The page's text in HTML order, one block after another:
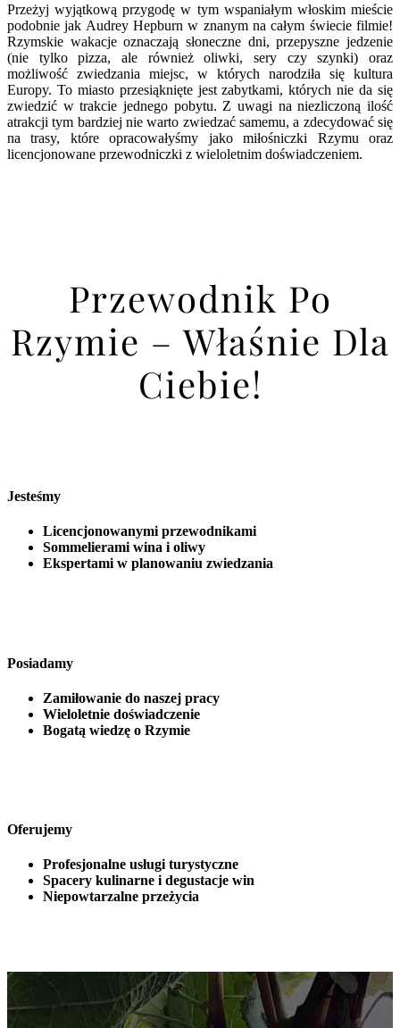
Przeżyj wyjątkową przygodę w tym wspaniałym włoskim mieście
podobnie jak Audrey Hepburn w znanym na całym świecie filmie!
Rzymskie wakacje oznaczają słoneczne dni, przepyszne jedzenie
(nie tylko pizza, ale również oliwki, sery czy szynki) oraz
możliwość zwiedzania miejsc, w których narodziła się kultura
Europy. To miasto przesiąknięte jest zabytkami, których nie da się
zwiedzić w trakcie jednego pobytu. Z uwagi na niezliczoną ilość
atrakcji tym bardziej nie warto zwiedzać samemu, a zdecydować się
na trasy, które opracowałyśmy jako miłośniczki Rzymu oraz
licencjonowane przewodniczki z wieloletnim doświadczeniem.
Przewodnik Po
Rzymie – Właśnie Dla
Ciebie!
Jesteśmy
Licencjonowanymi przewodnikami
Sommelierami wina i oliwy
Ekspertami w planowaniu zwiedzania
Posiadamy
Zamiłowanie do naszej pracy
Wieloletnie doświadczenie
Bogatą wiedzę o Rzymie
Oferujemy
Profesjonalne usługi turystyczne
Spacery kulinarne i degustacje win
Niepowtarzalne przeżycia